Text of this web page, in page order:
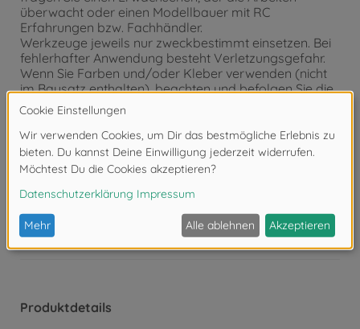
überwacht oder einen Modellbauer mit RC
Erfahrungen bzw. Fachhändler.
Werkzeuge jeweils nur zweckbestimmt einsetzen. Bei
fehlerhafter Anwendung besteht Verletzungsgefahr.
Wenn Sie Farben und/oder Kleber verwenden (nicht
im Bausatz enthalten), beachten und befolgen Sie die
dort beiliegenden Anweisungen.
Bausatz von kleinen Kindern fernhalten. Verhüten Sie,
dass Kinder irgendwelche Bauteile in den Mund
nehmen oder Plastiktüten über den Kopf ziehen.
Achtung! Nicht für Kinder unter 14 Jahren geeignet.
Produktdetails